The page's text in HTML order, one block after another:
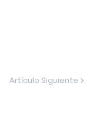
Artículo Siguiente